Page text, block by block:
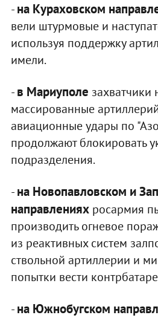
-на Кураховском
вели штурмовые и
используя поддержку
имели.
-в Мариуполе захватчики
массированные
авиационные удары по
продолжают блокировать
подразделения.
-на Новопавловском и
направленияхросармия
производить огневое
из реактивных систем
ствольной артиллерии и
попытки вести
-на Южнобугском